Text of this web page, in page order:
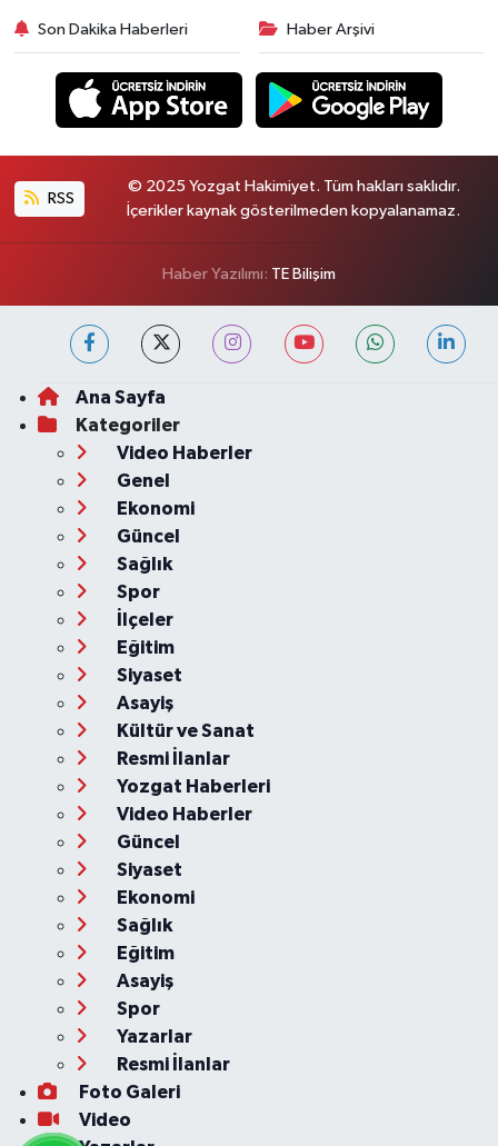
Son Dakika Haberleri Haber Arşivi
RSS
© 2025 Yozgat Hakimiyet. Tüm hakları saklıdır.
İçerikler kaynak gösterilmeden kopyalanamaz.
Haber Yazılımı: TE Bilişim
Ana Sayfa
Kategoriler
Video Haberler
Genel
Ekonomi
Güncel
Sağlık
Spor
İlçeler
Eğitim
Siyaset
Asayiş
Kültür ve Sanat
Resmi İlanlar
Yozgat Haberleri
Video Haberler
Güncel
Siyaset
Ekonomi
Sağlık
Eğitim
Asayiş
Spor
Yazarlar
Resmi İlanlar
Foto Galeri
Video